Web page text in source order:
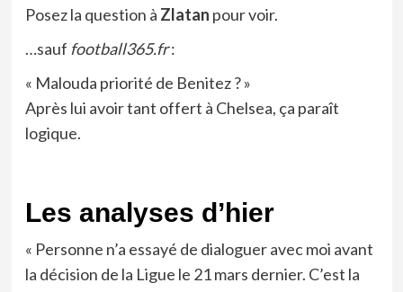
Posez la question à Zlatan pour voir.
…sauf football365.fr:
« Malouda priorité de Benitez ? »
Après lui avoir tant offert à Chelsea, ça paraît
logique.
Les analyses d’hier
« Personne n’a essayé de dialoguer avec moi avant
la décision de la Ligue le 21 mars dernier. C’est la